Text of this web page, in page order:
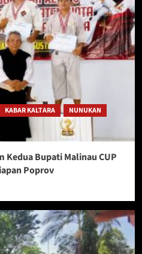
KABAR KALTARA
NUNUKAN
Kedua Bupati Malinau CUP
Poprov